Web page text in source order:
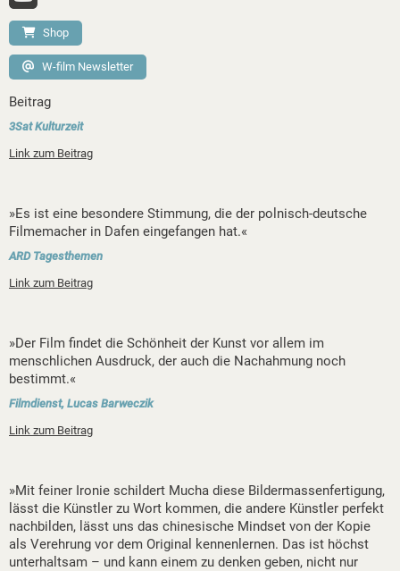
Shop
W-film Newsletter
Beitrag
3Sat Kulturzeit
Link zum Beitrag
»Es ist eine besondere Stimmung, die der polnisch-deutsche
Filmemacher in Dafen eingefangen hat.«
ARD Tagesthemen
Link zum Beitrag
»Der Film findet die Schönheit der Kunst vor allem im
menschlichen Ausdruck, der auch die Nachahmung noch
bestimmt.«
Filmdienst, Lucas Barweczik
Link zum Beitrag
»Mit feiner Ironie schildert Mucha diese Bildermassenfertigung,
lässt die Künstler zu Wort kommen, die andere Künstler perfekt
nachbilden, lässt uns das chinesische Mindset von der Kopie
als Verehrung vor dem Original kennenlernen. Das ist höchst
unterhaltsam – und kann einem zu denken geben, nicht nur